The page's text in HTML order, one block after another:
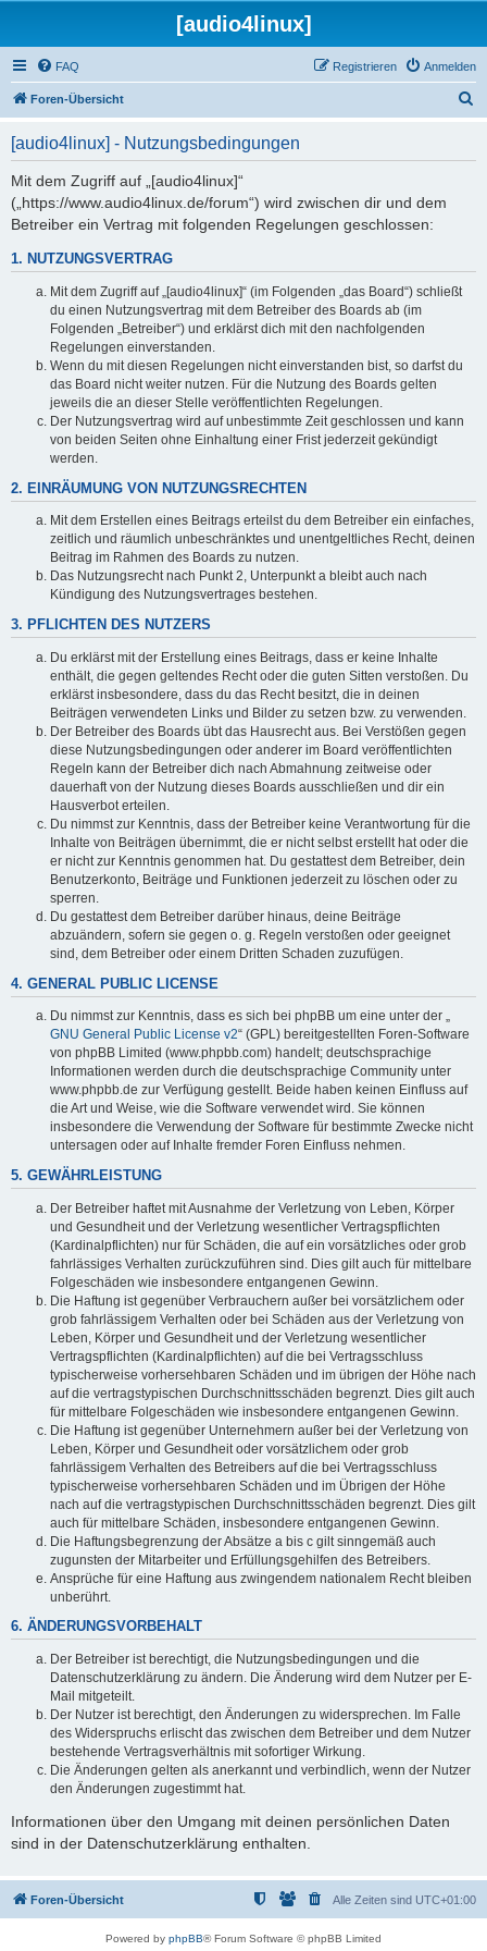
[audio4linux]
FAQ Anmelden
Registrieren
Foren-Übersicht
[audio4linux] - Nutzungsbedingungen
Mit dem Zugriff auf „[audio4linux]“
(„https://www.audio4linux.de/forum“) wird zwischen dir und dem
Betreiber ein Vertrag mit folgenden Regelungen geschlossen:
1. NUTZUNGSVERTRAG
Mit dem Zugriff auf „[audio4linux]“ (im Folgenden „das Board“) schließt
du einen Nutzungsvertrag mit dem Betreiber des Boards ab (im
Folgenden „Betreiber“) und erklärst dich mit den nachfolgenden
Regelungen einverstanden.
Wenn du mit diesen Regelungen nicht einverstanden bist, so darfst du
das Board nicht weiter nutzen. Für die Nutzung des Boards gelten
jeweils die an dieser Stelle veröffentlichten Regelungen.
Der Nutzungsvertrag wird auf unbestimmte Zeit geschlossen und kann
von beiden Seiten ohne Einhaltung einer Frist jederzeit gekündigt
werden.
2. EINRÄUMUNG VON NUTZUNGSRECHTEN
Mit dem Erstellen eines Beitrags erteilst du dem Betreiber ein einfaches,
zeitlich und räumlich unbeschränktes und unentgeltliches Recht, deinen
Beitrag im Rahmen des Boards zu nutzen.
Das Nutzungsrecht nach Punkt 2, Unterpunkt a bleibt auch nach
Kündigung des Nutzungsvertrages bestehen.
3. PFLICHTEN DES NUTZERS
Du erklärst mit der Erstellung eines Beitrags, dass er keine Inhalte
enthält, die gegen geltendes Recht oder die guten Sitten verstoßen. Du
erklärst insbesondere, dass du das Recht besitzt, die in deinen
Beiträgen verwendeten Links und Bilder zu setzen bzw. zu verwenden.
Der Betreiber des Boards übt das Hausrecht aus. Bei Verstößen gegen
diese Nutzungsbedingungen oder anderer im Board veröffentlichten
Regeln kann der Betreiber dich nach Abmahnung zeitweise oder
dauerhaft von der Nutzung dieses Boards ausschließen und dir ein
Hausverbot erteilen.
Du nimmst zur Kenntnis, dass der Betreiber keine Verantwortung für die
Inhalte von Beiträgen übernimmt, die er nicht selbst erstellt hat oder die
er nicht zur Kenntnis genommen hat. Du gestattest dem Betreiber, dein
Benutzerkonto, Beiträge und Funktionen jederzeit zu löschen oder zu
sperren.
Du gestattest dem Betreiber darüber hinaus, deine Beiträge
abzuändern, sofern sie gegen o. g. Regeln verstoßen oder geeignet
sind, dem Betreiber oder einem Dritten Schaden zuzufügen.
4. GENERAL PUBLIC LICENSE
Du nimmst zur Kenntnis, dass es sich bei phpBB um eine unter der „
GNU General Public License v2“ (GPL) bereitgestellten Foren-Software
von phpBB Limited (www.phpbb.com) handelt; deutschsprachige
Informationen werden durch die deutschsprachige Community unter
www.phpbb.de zur Verfügung gestellt. Beide haben keinen Einfluss auf
die Art und Weise, wie die Software verwendet wird. Sie können
insbesondere die Verwendung der Software für bestimmte Zwecke nicht
untersagen oder auf Inhalte fremder Foren Einfluss nehmen.
5. GEWÄHRLEISTUNG
Der Betreiber haftet mit Ausnahme der Verletzung von Leben, Körper
und Gesundheit und der Verletzung wesentlicher Vertragspflichten
(Kardinalpflichten) nur für Schäden, die auf ein vorsätzliches oder grob
fahrlässiges Verhalten zurückzuführen sind. Dies gilt auch für mittelbare
Folgeschäden wie insbesondere entgangenen Gewinn.
Die Haftung ist gegenüber Verbrauchern außer bei vorsätzlichem oder
grob fahrlässigem Verhalten oder bei Schäden aus der Verletzung von
Leben, Körper und Gesundheit und der Verletzung wesentlicher
Vertragspflichten (Kardinalpflichten) auf die bei Vertragsschluss
typischerweise vorhersehbaren Schäden und im übrigen der Höhe nach
auf die vertragstypischen Durchschnittsschäden begrenzt. Dies gilt auch
für mittelbare Folgeschäden wie insbesondere entgangenen Gewinn.
Die Haftung ist gegenüber Unternehmern außer bei der Verletzung von
Leben, Körper und Gesundheit oder vorsätzlichem oder grob
fahrlässigem Verhalten des Betreibers auf die bei Vertragsschluss
typischerweise vorhersehbaren Schäden und im Übrigen der Höhe
nach auf die vertragstypischen Durchschnittsschäden begrenzt. Dies gilt
auch für mittelbare Schäden, insbesondere entgangenen Gewinn.
Die Haftungsbegrenzung der Absätze a bis c gilt sinngemäß auch
zugunsten der Mitarbeiter und Erfüllungsgehilfen des Betreibers.
Ansprüche für eine Haftung aus zwingendem nationalem Recht bleiben
unberührt.
6. ÄNDERUNGSVORBEHALT
Der Betreiber ist berechtigt, die Nutzungsbedingungen und die
Datenschutzerklärung zu ändern. Die Änderung wird dem Nutzer per E-
Mail mitgeteilt.
Der Nutzer ist berechtigt, den Änderungen zu widersprechen. Im Falle
des Widerspruchs erlischt das zwischen dem Betreiber und dem Nutzer
bestehende Vertragsverhältnis mit sofortiger Wirkung.
Die Änderungen gelten als anerkannt und verbindlich, wenn der Nutzer
den Änderungen zugestimmt hat.
Informationen über den Umgang mit deinen persönlichen Daten
sind in der Datenschutzerklärung enthalten.
Foren-Übersicht Alle Zeiten sind UTC+01:00
Powered by phpBB® Forum Software © phpBB Limited